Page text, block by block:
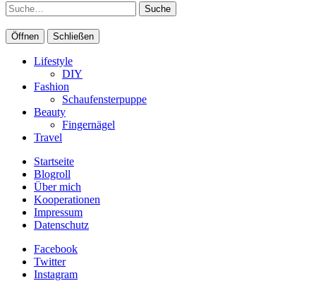
Suche
Öffnen Schließen
Lifestyle
DIY
Fashion
Schaufensterpuppe
Beauty
Fingernägel
Travel
Startseite
Blogroll
Über mich
Kooperationen
Impressum
Datenschutz
Facebook
Twitter
Instagram